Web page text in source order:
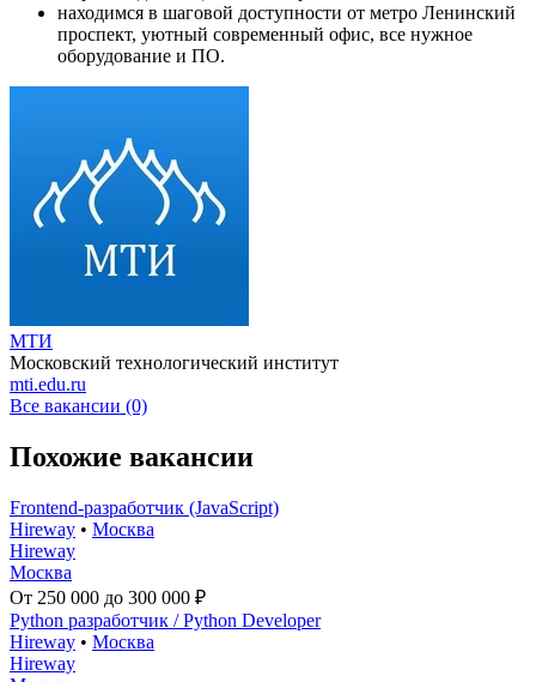
находимся в шаговой доступности от метро Ленинский
проспект, уютный современный офис, все нужное
оборудование и ПО.
МТИ
Московский технологический институт
mti.edu.ru
Все вакансии (0)
Похожие вакансии
Frontend-разработчик (JavaScript)
Hireway • Москва
Hireway
Москва
От 250 000 до 300 000 ₽
Python разработчик / Python Developer
Hireway • Москва
Hireway